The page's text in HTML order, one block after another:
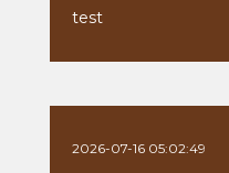
test
2026-07-16 05:02:49